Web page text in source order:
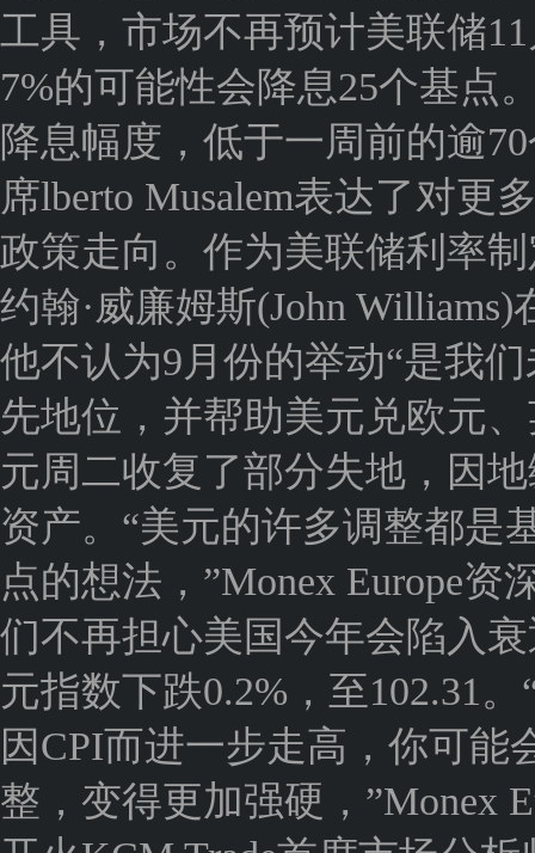
工具，市场不再预计美联储
7%的可能性会降息25个基点
降息幅度，低于一周前的逾
席lberto Musalem表达了对更
政策走向。作为美联储利率
约翰·威廉姆斯(John
他不认为9月份的举动“是我
先地位，并帮助美元兑欧元
元周二收复了部分失地，因
资产。“美元的许多调整都是
点的想法，”Monex Europe资
们不再担心美国今年会陷入
元指数下跌0.2%，至102.31
因CPI而进一步走高，你可
整，变得更加强硬，”Monex